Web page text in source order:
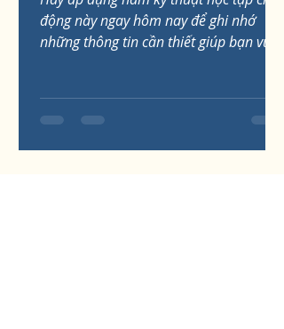
động này ngay hôm nay để ghi nhớ
những thông tin cần thiết giúp bạn vượt